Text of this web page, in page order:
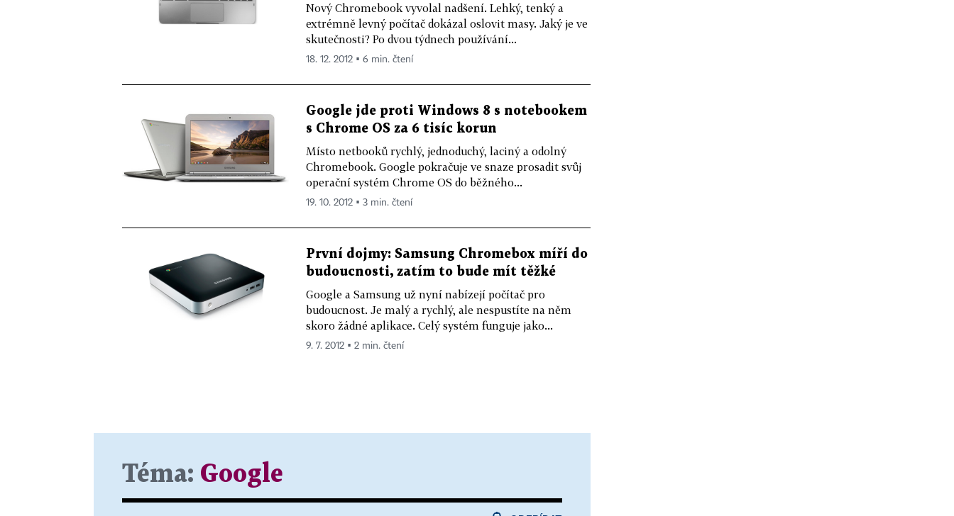
Nový Chromebook vyvolal nadšení. Lehký, tenký a
extrémně levný počítač dokázal oslovit masy. Jaký je ve
skutečnosti? Po dvou týdnech používání...
18. 12. 2012 ▪ 6 min. čtení
Google jde proti Windows 8 s notebookem
s Chrome OS za 6 tisíc korun
Místo netbooků rychlý, jednoduchý, laciný a odolný
Chromebook. Google pokračuje ve snaze prosadit svůj
operační systém Chrome OS do běžného...
19. 10. 2012 ▪ 3 min. čtení
První dojmy: Samsung Chromebox míří do
budoucnosti, zatím to bude mít těžké
Google a Samsung už nyní nabízejí počítač pro
budoucnost. Je malý a rychlý, ale nespustíte na něm
skoro žádné aplikace. Celý systém funguje jako...
9. 7. 2012 ▪ 2 min. čtení
Téma: Google